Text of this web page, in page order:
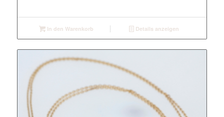
In den Warenkorb Details anzeigen